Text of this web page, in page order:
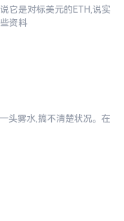
它是对标美元的ETH,说实
资料
头雾水,搞不清楚状况。在